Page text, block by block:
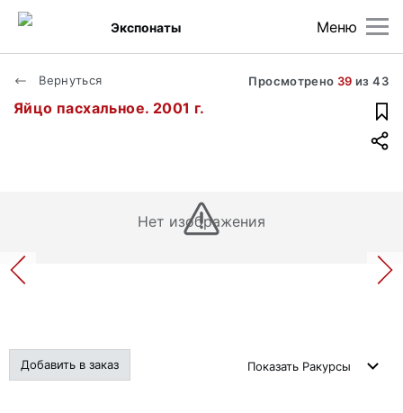
Меню
Экспонаты
Вернуться Просмотрено 39 из43
Яйцо пасхальное. 2001 г.
Нет изображения
Добавить в заказ Показать Ракурсы